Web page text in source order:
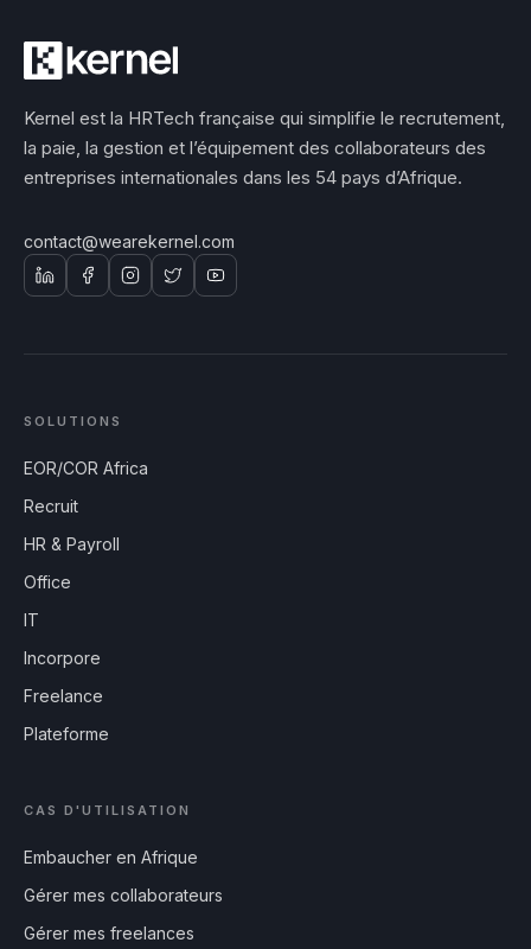
Kernel est la HRTech française qui simplifie le recrutement,
la paie, la gestion et l’équipement des collaborateurs des
entreprises internationales dans les 54 pays d’Afrique.
contact@wearekernel.com
SOLUTIONS
EOR/COR Africa
Recruit
HR & Payroll
Office
IT
Incorpore
Freelance
Plateforme
CAS D'UTILISATION
Embaucher en Afrique
Gérer mes collaborateurs
Gérer mes freelances